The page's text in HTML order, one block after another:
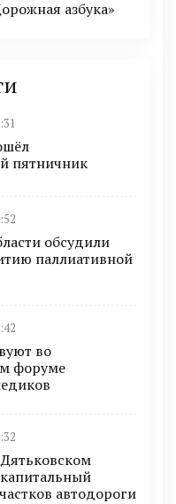
азбука»
пятничник
обсудили
паллиативной
во
форуме
автодороги